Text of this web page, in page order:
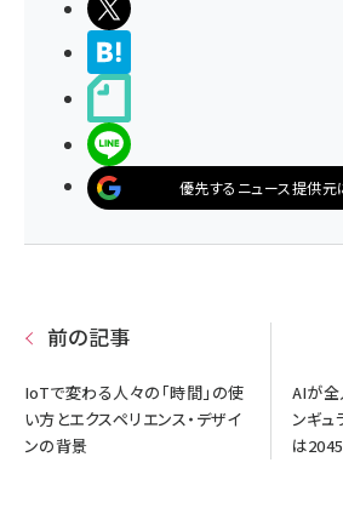
優先するニュース提供
前の記事
IoTで変わる人々の「時間」の使
い方とエクスペリエンス・デザイ
ンの背景
AIが全
ンギュ
は